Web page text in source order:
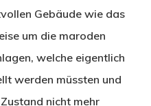
Gebäude wie das
um die maroden
welche eigentlich
werden müssten und
nicht mehr